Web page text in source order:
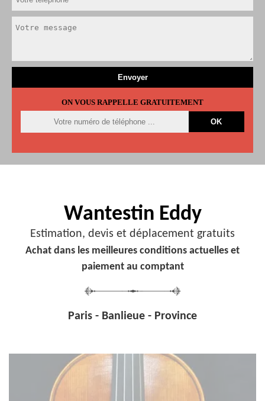
ON VOUS RAPPELLE GRATUITEMENT
Wantestin Eddy
Estimation, devis et déplacement gratuits
Achat dans les meilleures conditions actuelles et
paiement au comptant
Paris - Banlieue - Province